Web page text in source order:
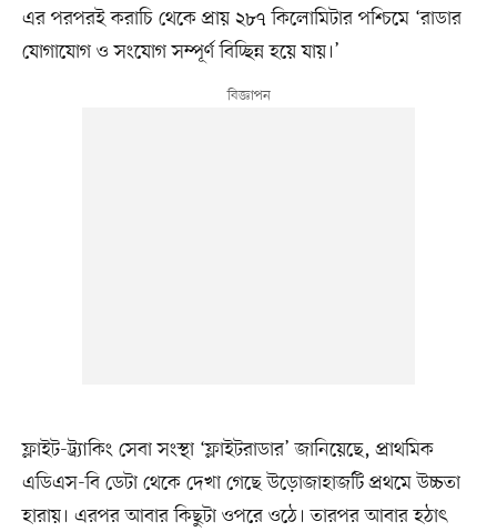
এর পরপরই করাচি থেকে প্রায় ২৮৭ কিলোমিটার পশ্চিমে ‘রাডার
যোগাযোগ ও সংযোগ সম্পূর্ণ বিচ্ছিন্ন হয়ে যায়।’
ফ্লাইট-ট্র্যাকিং সেবা সংস্থা ‘ফ্লাইটরাডার’ জানিয়েছে, প্রাথমিক
এডিএস-বি ডেটা থেকে দেখা গেছে উড়োজাহাজটি প্রথমে উচ্চতা
হারায়। এরপর আবার কিছুটা ওপরে ওঠে। তারপর আবার হঠাৎ